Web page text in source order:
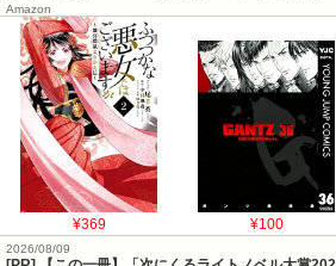
Amazon
¥369 ¥100
2026/08/09